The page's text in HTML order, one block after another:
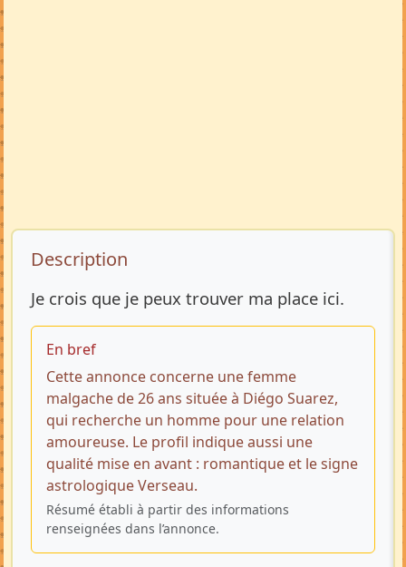
Description de l’annonce
Description
Je crois que je peux trouver ma place ici.
En bref
Cette annonce concerne une femme
malgache de 26 ans située à Diégo Suarez,
qui recherche un homme pour une relation
amoureuse. Le profil indique aussi une
qualité mise en avant : romantique et le signe
astrologique Verseau.
Résumé établi à partir des informations
renseignées dans l’annonce.